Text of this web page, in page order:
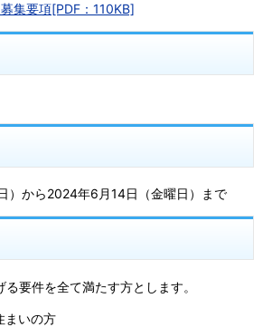
集要項[PDF：110KB]
）から2024年6月14日（金曜日）まで
要件を全て満たす方とします。
まいの方